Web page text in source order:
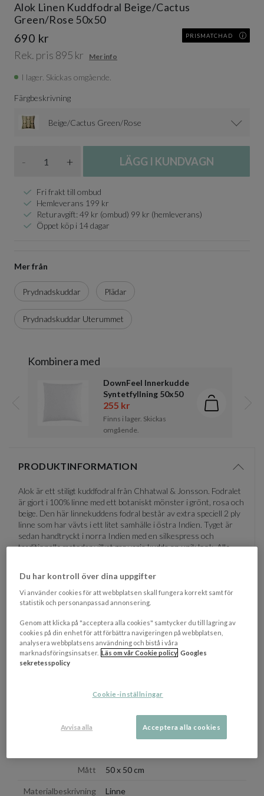
Alok Linen Kuddfodral Beige/Cactus
Green/Rose 50x50
690 kr PRISMATCHAD
Rek. pris 895 kr Mer info
I lager. Skickas omgående.
Färgbeskrivning
Beige/Cactus Green/Rose
- + LÄGG I KUNDVAGN
Fri frakt till ombud
Hemleverans 199 kr
Returavgift: 49 kr (ombud) 99 kr (hemleverans)
Öppet köp i 14 dagar
Mer från
Prydnadskuddar Plädar
Prydnadskuddar Uterummet
Kombinera med
DownFeel Innerkudde
Syntetfyllning 50x50
255 kr
Finns i lager. Skickas
omgående.
Lägg i
of
PRODUKTINFORMATION
Visa/
Alok är ett stiligt kuddfodral från Chhatwal & Jonsson. Fodralet
är gjort i 100% linne med ett botaniskt mönster i grönt, rosa och
beige. Den här linnekuddens fodral består av extra speciell 2 ply
linne som har vävts i ett litet samhälle i östra Indien. Tyget är
sedan handtryckt i norra Indien med en silkespress och
traditionella metoder vilket ger varje kudde en unik look. Alla
Dekorera gärna soffan och sängen med denna härliga kudde
samt med kuddfodral i andra storlekar, mönster och färger från
(BxH): 50 x 50 cm
Innerkudde medföljer ej men kan köpas till separat. Kan tvättas i
maskin i upp till 30 grader. Torktumlas ej. Använd inte blekmedel.
Mått 50 x 50 cm
Materialbeskrivning Linne
Du har kontroll över dina uppgifter
Vi använder cookies för att webbplatsen skall fungera korrekt samt för
statistik och personanpassad annonsering.
Genom att klicka på "acceptera alla cookies" samtycker du till lagring av
cookies på din enhet för att förbättra navigeringen på webbplatsen,
analysera webbplatsens användning och bistå i våra
marknadsföringsinsatser. Läs om vår Cookie policy Googles
sekretesspolicy
Cookie-inställningar
Avvisa alla Acceptera alla cookies